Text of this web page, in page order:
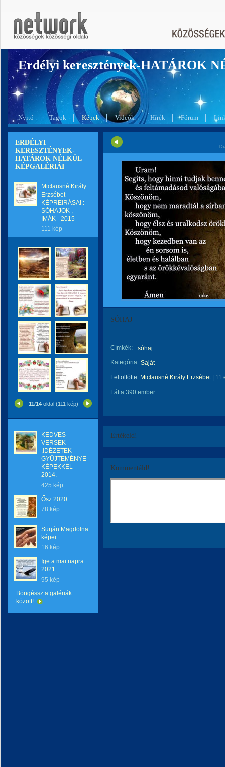
Erdélyi keresztények-HATÁROK
Nyitó Tagok Képek Videók Hírek Fórum
ERDÉLYI
KERESZTÉNYEK-
HATÁROK NÉLKÜL
KÉPGALÉRIÁI
Miclausné Király
Erzsébet
KÉPREIRÁSAI :
SÓHAJOK ,
IMÁK - 2015
111 kép
11/14oldal (111 kép)
KEDVES
VERSEK
,IDÉZETEK
GYŰJTEMÉNYE
KÉPEKKEL
2014.
425 kép
Ősz 2020
78 kép
Surján Magdolna
képei
16 kép
Ige a mai napra
2021.
95 kép
Böngéssz a galériák
között!
SÓHAJ
Címkék:
sóhaj
Kategória: Saját
Feltöltötte: Miclausné Király Erzsébet| 11
Látta 390 ember.
Értékeld!
Kommentáld!